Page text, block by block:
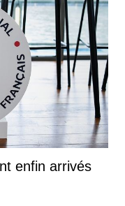
enfin arrivés